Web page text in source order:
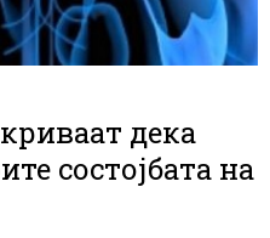
дека
состојбата на